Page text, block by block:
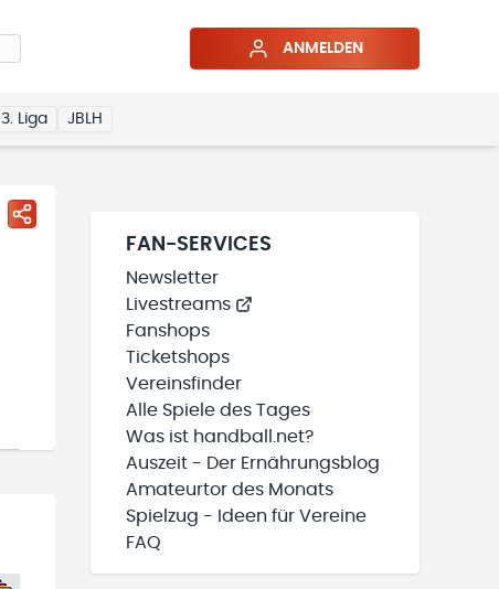
ANMELDEN
3. Liga JBLH
FAN-SERVICES
Newsletter
Livestreams
Fanshops
Ticketshops
Vereinsfinder
Alle Spiele des Tages
Was ist handball.net?
Auszeit - Der Ernährungsblog
Amateurtor des Monats
Spielzug - Ideen für Vereine
FAQ